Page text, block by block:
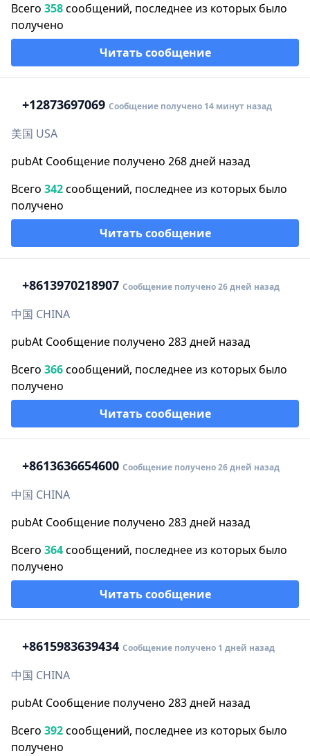
Всего 358сообщений, последнее из которых было
получено
Читать сообщение
+12873697069 Сообщение получено 14 минут назад
美国 USA
pubAt Сообщение получено 268 дней назад
Всего 342сообщений, последнее из которых было
получено
Читать сообщение
+8613970218907 Сообщение получено 26 дней назад
中国 CHINA
pubAt Сообщение получено 283 дней назад
Всего 366сообщений, последнее из которых было
получено
Читать сообщение
+8613636654600 Сообщение получено 26 дней назад
中国 CHINA
pubAt Сообщение получено 283 дней назад
Всего 364сообщений, последнее из которых было
получено
Читать сообщение
+8615983639434 Сообщение получено 1 дней назад
中国 CHINA
pubAt Сообщение получено 283 дней назад
Всего 392сообщений, последнее из которых было
получено